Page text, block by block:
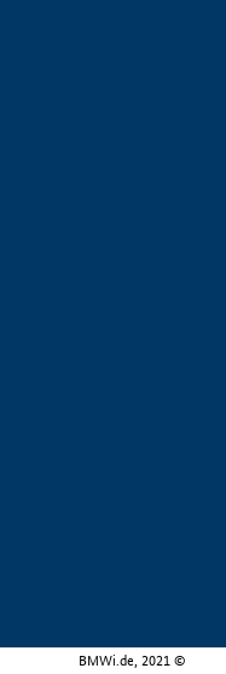
BMWi.de, 2021 ©